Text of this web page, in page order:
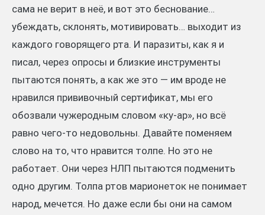
сама не верит в неё, и вот это беснование…
убеждать, склонять, мотивировать… выходит из
каждого говорящего рта. И паразиты, как я и
писал, через опросы и близкие инструменты
пытаются понять, а как же это — им вроде не
нравился прививочный сертификат, мы его
обозвали чужеродным словом «ку-ар», но всё
равно чего-то недовольны. Давайте поменяем
слово на то, что нравится толпе. Но это не
работает. Они через НЛП пытаются подменить
одно другим. Толпа ртов марионеток не понимает
народ, мечется. Но даже если бы они на самом